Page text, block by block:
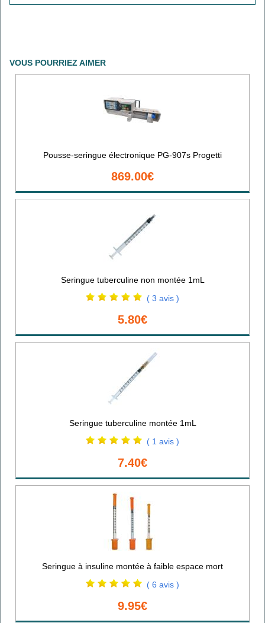
VOUS POURRIEZ AIMER
Pousse-seringue électronique PG-907s Progetti
869.00€
Seringue tuberculine non montée 1mL
( 3 avis )
5.80€
Seringue tuberculine montée 1mL
( 1 avis )
7.40€
Seringue à insuline montée à faible espace mort
( 6 avis )
9.95€